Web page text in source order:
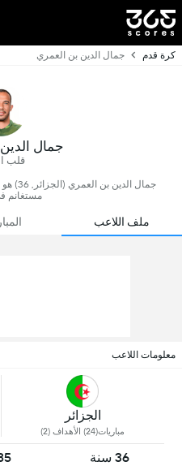
كرة قدم جمال الدين بن العمري
جمال
قلب
جمال
مستغانم
ملف اللاعب
معلومات اللاعب
الجزائر
مباريات(24) الأهداف (2)
36 سنة